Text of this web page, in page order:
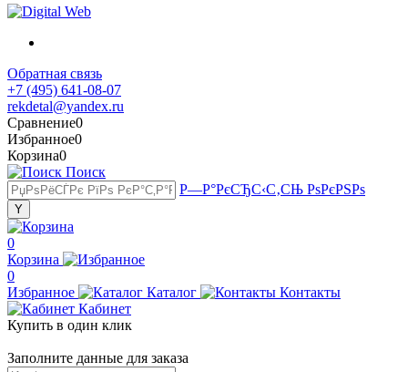
Обратная связь
+7 (495) 641-08-07
rekdetal@yandex.ru
Сравнение0
Избранное0
Корзина0
Поиск
Р—Р°РєСЂС‹С‚СЊ РѕРєРЅРѕ
0
Корзина
0
Избранное
Каталог
Контакты
Кабинет
Купить в один клик
Заполните данные для заказа